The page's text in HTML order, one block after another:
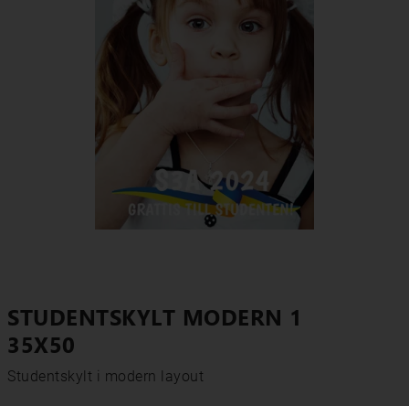
STUDENTSKYLT MODERN 1
35X50
Studentskylt i modern layout